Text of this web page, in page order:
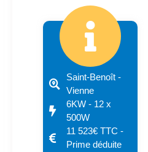
Saint-Benoît -
Vienne
6KW - 12 x
500W
11 523€ TTC -
Prime déduite